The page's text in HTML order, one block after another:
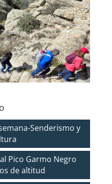
Senderismo y
Pico Garmo Negro
de altitud